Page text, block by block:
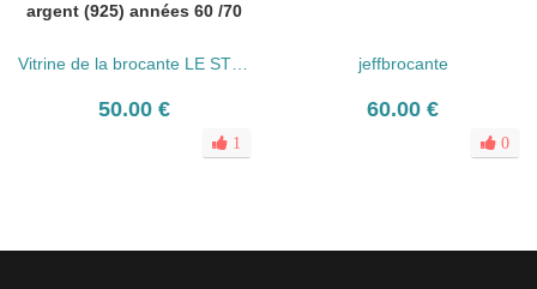
argent (925) années 60 /70
50.00 €
1
jeffbrocante
60.00 €
0